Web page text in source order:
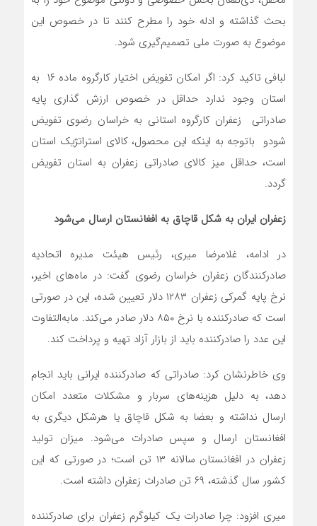
بحث گذاشته و ادله خود را مطرح کنند تا در خصوص این
موضوع به صورت ملی تصمیم‌گیری شود.
لبافی تاکید کرد: اگر امکان تفویض اختیار کارگروه ماده ۱۶ به
استان وجود ندارد حداقل در خصوص ارزش گذاری پایه
صادراتی زعفران کارگروه استانی به خراسان رضوی تفویض
شودو باتوجه به اینکه این محصول، کالای استراتژیک استان
است، حداقل میز کالای صادراتی زعفران به استان تفویض
گردد.
زعفران ایران به شکل قاچاق به افغانستان ارسال می‌شود
در ادامه، غلامرضا میری، رئیس هیئت مدیره اتحادیه
صادرکنندگان زعفران خراسان رضوی گفت: در ماه‌های اخیر،
نرخ پایه گمرکی زعفران ۱۲۸۳ دلار تعیین شده، این در صورتی
است که صادرکننده با نرخ ۸۵۰ دلار صادر می‌کند. مابه‌التفاوت
این عدد را صادرکننده باید از بازار آزاد تهیه و پرداخت کند.
وی خاطرنشان کرد: صادراتی که صادرکننده ایرانی باید انجام
دهد، به دلیل هزینه‌های سربار و مشکلات متعدد امکان
ارسال نداشته و بعضا به شکل قاچاق یا هرشکل دیگری به
افغانستان ارسال و سپس صادرات می‌شود. میزان تولید
زعفران در افغانستان سالانه ۱۳ تن است؛ در صورتی که این
کشور سال گذشته، ۶۹ تن صادرات زعفران داشته است.
میری افزود: چرا صادرات یک کیلوگرم زعفران برای صادرکننده